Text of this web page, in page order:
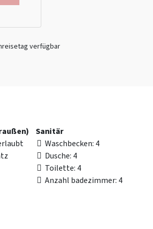
verfügbar
Sanitär
Waschbecken: 4
Dusche: 4
Toilette: 4
Anzahl badezimmer: 4